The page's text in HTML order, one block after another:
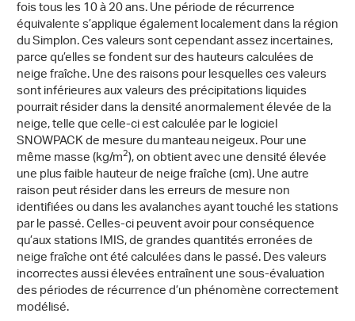
fois tous les 10 à 20 ans. Une période de récurrence
équivalente s’applique également localement dans la région
du Simplon. Ces valeurs sont cependant assez incertaines,
parce qu’elles se fondent sur des hauteurs calculées de
neige fraîche. Une des raisons pour lesquelles ces valeurs
sont inférieures aux valeurs des précipitations liquides
pourrait résider dans la densité anormalement élevée de la
neige, telle que celle-ci est calculée par le logiciel
SNOWPACK de mesure du manteau neigeux. Pour une
même masse (kg/m2), on obtient avec une densité élevée
une plus faible hauteur de neige fraîche (cm). Une autre
raison peut résider dans les erreurs de mesure non
identifiées ou dans les avalanches ayant touché les stations
par le passé. Celles-ci peuvent avoir pour conséquence
qu’aux stations IMIS, de grandes quantités erronées de
neige fraîche ont été calculées dans le passé. Des valeurs
incorrectes aussi élevées entraînent une sous-évaluation
des périodes de récurrence d’un phénomène correctement
modélisé.